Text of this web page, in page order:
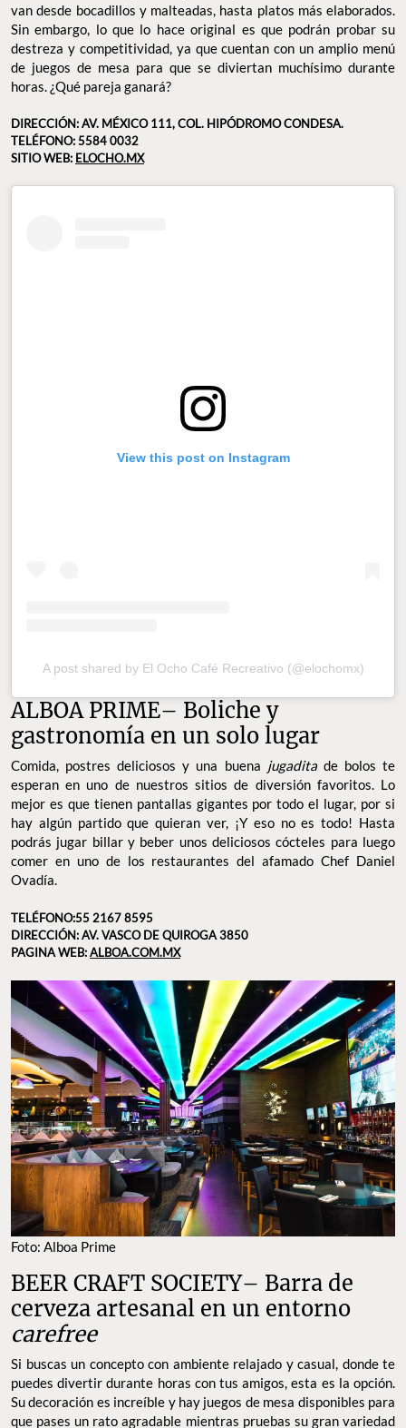
van desde bocadillos y malteadas, hasta platos más elaborados.
Sin embargo, lo que lo hace original es que podrán probar su
destreza y competitividad, ya que cuentan con un amplio menú
de juegos de mesa para que se diviertan muchísimo durante
horas. ¿Qué pareja ganará?
DIRECCIÓN: AV. MÉXICO 111, COL. HIPÓDROMO CONDESA.
TELÉFONO: 5584 0032
SITIO WEB: ELOCHO.MX
View this post on Instagram
A post shared by El Ocho Café Recreativo (@elochomx)
ALBOA PRIME– Boliche y
gastronomía en un solo lugar
Comida, postres deliciosos y una buena jugaditade bolos te
esperan en uno de nuestros sitios de diversión favoritos. Lo
mejor es que tienen pantallas gigantes por todo el lugar, por si
hay algún partido que quieran ver, ¡Y eso no es todo! Hasta
podrás jugar billar y beber unos deliciosos cócteles para luego
comer en uno de los restaurantes del afamado Chef Daniel
Ovadía.
TELÉFONO:55 2167 8595
DIRECCIÓN: AV. VASCO DE QUIROGA 3850
PAGINA WEB:ALBOA.COM.MX
Foto: Alboa Prime
BEER CRAFT SOCIETY– Barra de
cerveza artesanal en un entorno
carefree
Si buscas un concepto con ambiente relajado y casual, donde te
puedes divertir durante horas con tus amigos, esta es la opción.
Su decoración es increíble y hay juegos de mesa disponibles para
que pases un rato agradable mientras pruebas su gran variedad